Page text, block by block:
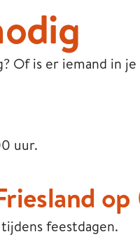
Of is er iemand in
uur.
feestdagen.